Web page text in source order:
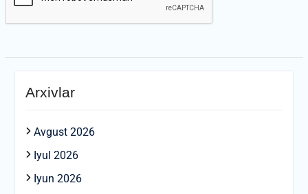
Arxivlar
Avgust 2026
Iyul 2026
Iyun 2026